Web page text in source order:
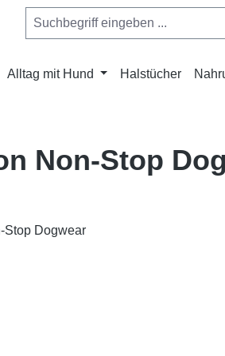
Alltag mit Hund Halstücher
Non-Stop